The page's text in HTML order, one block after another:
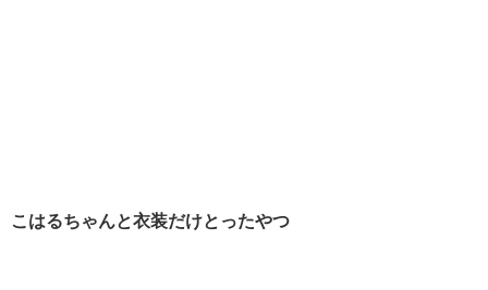
こはるちゃんと衣装だけとったやつ